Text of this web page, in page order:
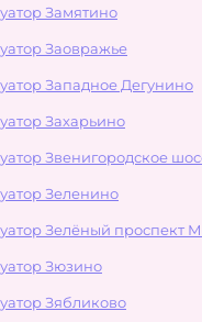
Замятино
Заовражье
Западное Дегунино
Захарьино
Звенигородское
Зеленино
Зелёный проспект
Зюзино
Зябликово